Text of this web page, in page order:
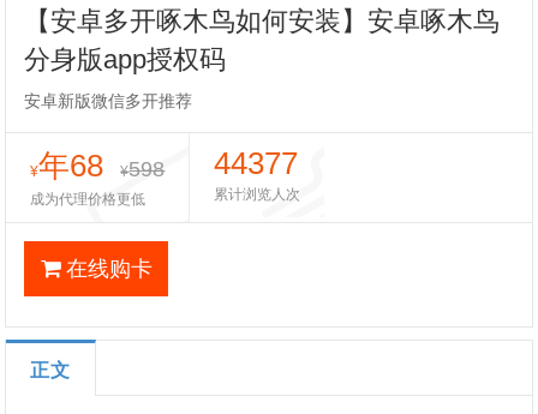
【安卓多开啄木鸟如何安装】安卓啄木鸟
分身版app授权码
安卓新版微信多开推荐
¥年68 ¥598
成为代理价格更低
44377
累计浏览人次
在线购卡
正文